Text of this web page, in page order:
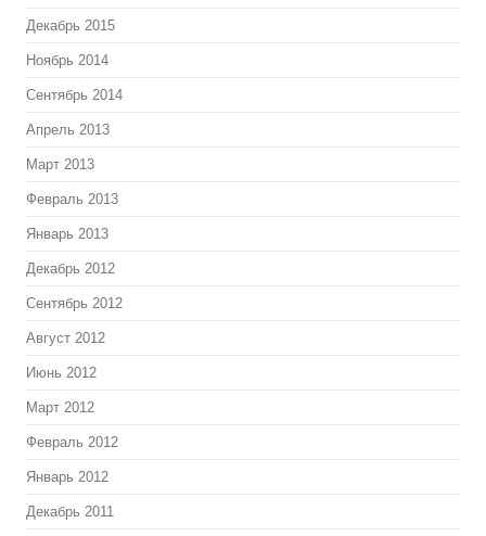
Декабрь 2015
Ноябрь 2014
Сентябрь 2014
Апрель 2013
Март 2013
Февраль 2013
Январь 2013
Декабрь 2012
Сентябрь 2012
Август 2012
Июнь 2012
Март 2012
Февраль 2012
Январь 2012
Декабрь 2011